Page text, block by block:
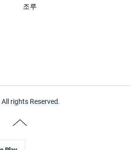
조루
All rights Reserved.